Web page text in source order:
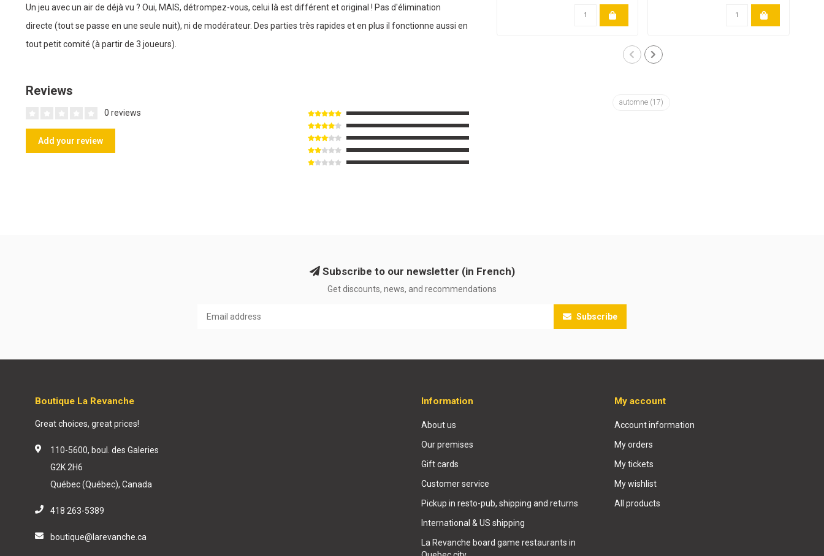
Un jeu avec un air de déjà vu ? Oui, MAIS, détrompez-vous, celui là est différent et original ! Pas d'élimination
directe (tout se passe en une seule nuit), ni de modérateur. Des parties très rapides et en plus il fonctionne aussi en
tout petit comité (à partir de 3 joueurs).
Reviews
0 reviews
Add your review
automne (17)
Subscribe to our newsletter (in French)
Get discounts, news, and recommendations
Subscribe
Boutique La Revanche
Great choices, great prices!
110-5600, boul. des Galeries
G2K 2H6
Québec (Québec), Canada
418 263-5389
boutique@larevanche.ca
Information
About us
Our premises
Gift cards
Customer service
Pickup in resto-pub, shipping and returns
International & US shipping
La Revanche board game restaurants in
My account
Account information
My orders
My tickets
My wishlist
All products